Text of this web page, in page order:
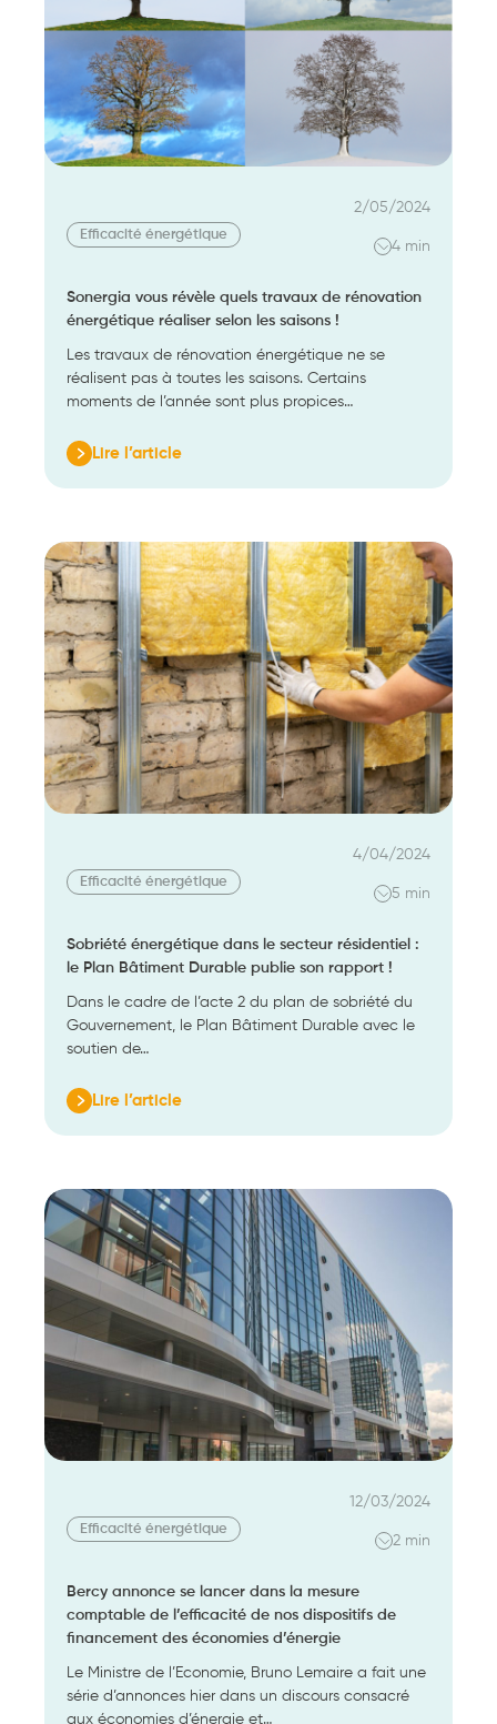
énergétique
des
bâtiments
Que
retenir
?
Efficacité énergétique
2/05/2024
4 min
Sonergia vous révèle quels travaux de rénovation
énergétique réaliser selon les saisons !
Les travaux de rénovation énergétique ne se
réalisent pas à toutes les saisons. Certains
moments de l’année sont plus propices…
Lire l’article
:
Sonergia
quels
travaux
de
rénovation
énergétique
réaliser
selon
les
saisons
!
Efficacité énergétique
4/04/2024
5 min
Sobriété énergétique dans le secteur résidentiel :
le Plan Bâtiment Durable publie son rapport !
Dans le cadre de l’acte 2 du plan de sobriété du
Gouvernement, le Plan Bâtiment Durable avec le
soutien de…
Lire l’article
:
Sobriété
le
secteur
résidentiel
:
Plan
Bâtiment
Durable
publie
son
rapport
Efficacité énergétique
12/03/2024
2 min
Bercy annonce se lancer dans la mesure
comptable de l’efficacité de nos dispositifs de
financement des économies d’énergie
Le Ministre de l’Economie, Bruno Lemaire a fait une
série d’annonces hier dans un discours consacré
aux économies d’énergie et…